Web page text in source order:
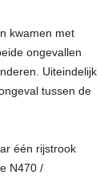
kwamen met
ongevallen
Uiteindelijk
tussen de
één rijstrook
N470 /